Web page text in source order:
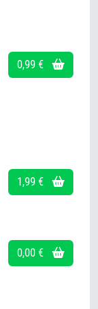
0,99 €
1,99 €
0,00 €